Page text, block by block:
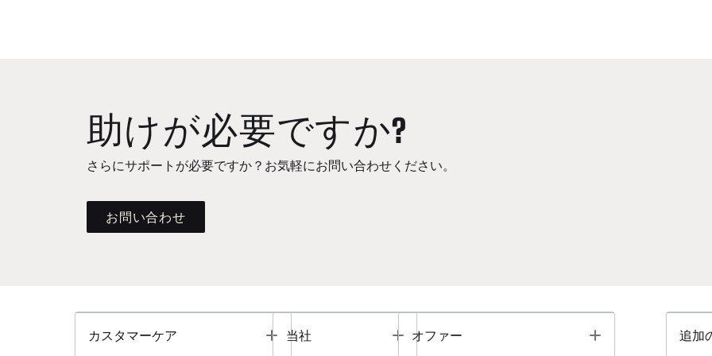
助けが必要ですか?
さらにサポートが必要ですか？お気軽にお問い合わせください。
お問い合わせ
カスタマーケア Toggle
当社 Toggle
オファー Toggle 追加